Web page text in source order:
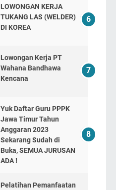
LOWONGAN KERJA
TUKANG LAS (WELDER)
DI KOREA
Lowongan Kerja PT
Wahana Bandhawa
Kencana
Yuk Daftar Guru PPPK
Jawa Timur Tahun
Anggaran 2023
Sekarang Sudah di
Buka, SEMUA JURUSAN
ADA !
Pelatihan Pemanfaatan